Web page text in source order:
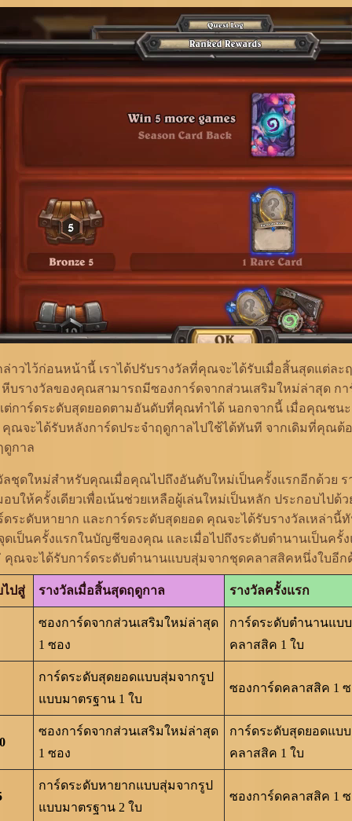
ล่าวไว้ก่อนหน้านี้ เราได้ปรับรางวัลที่คุณจะได้รับเมื่อสิ้นสุดแต่ละ
บรางวัลของคุณสามารถมีซองการ์ดจากส่วนเสริมใหม่ล่าสุด ก
ต่การ์ดระดับสุดยอดตามอันดับที่คุณทำได้ นอกจากนี้ เมื่อคุณชน
ณจะได้รับหลังการ์ดประจำฤดูกาลไปใช้ได้ทันที จากเดิมที่คุณต้
ดูกาล
ลชุดใหม่สำหรับคุณเมื่อคุณไปถึงอันดับใหม่เป็นครั้งแรกอีกด้วย ร
อบให้ครั้งเดียวเพื่อเน้นช่วยเหลือผู้เล่นใหม่เป็นหลัก ประกอบไปด้
ระดับหายาก และการ์ดระดับสุดยอด คุณจะได้รับรางวัลเหล่านี้
ดเป็นครั้งแรกในบัญชีของคุณ และเมื่อไปถึงระดับตำนานเป็นครั้
คุณจะได้รับการ์ดระดับตำนานแบบสุ่มจากชุดคลาสสิคหนึ่งใบอีก
ไปสู่ รางวัลเมื่อสิ้นสุดฤดูกาล รางวัลครั้งแรก
ซองการ์ดจากส่วนเสริมใหม่ล่าสุด
1 ซอง
การ์ดระดับตำนานแบ
คลาสสิค 1 ใบ
การ์ดระดับสุดยอดแบบสุ่มจากรูป
แบบมาตรฐาน 1 ใบ
ซองการ์ดคลาสสิค 1
ซองการ์ดจากส่วนเสริมใหม่ล่าสุด
1 ซอง
การ์ดระดับสุดยอดแบ
คลาสสิค 1 ใบ
การ์ดระดับหายากแบบสุ่มจากรูป
แบบมาตรฐาน 2 ใบ
ซองการ์ดคลาสสิค 1